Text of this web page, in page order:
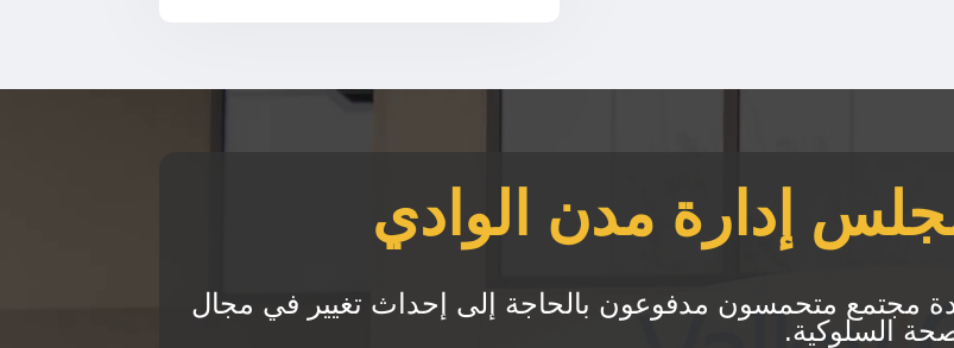
إدارة مدن الوادي
مجتمع متحمسون مدفوعون بالحاجة إلى إحداث تغيير في مجال
السلوكية.